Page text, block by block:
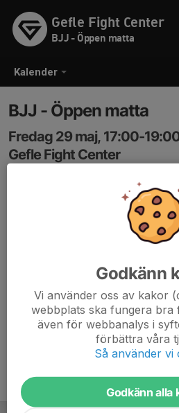
Kalender
Gefle Fight Center
BJJ - Öppen matta
BJJ - Öppen matta
Fredag 29 maj, 17:00-
Gefle Fight Center
Godkänn
Vi använder oss av kakor
webbplats ska fungera bra
även för webbanalys i
förbättra våra
Så använder vi
Godkänn alla